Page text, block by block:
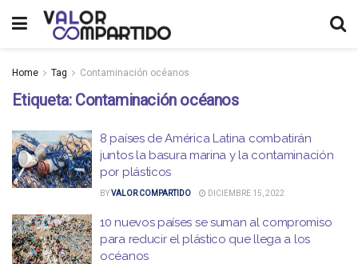
Home Tag Contaminación océanos
Etiqueta: Contaminación océanos
8 países de América Latina combatirán
juntos la basura marina y la contaminación
por plásticos
BYVALOR COMPARTIDO DICIEMBRE 15, 2022
10 nuevos países se suman al compromiso
para reducir el plástico que llega a los
océanos